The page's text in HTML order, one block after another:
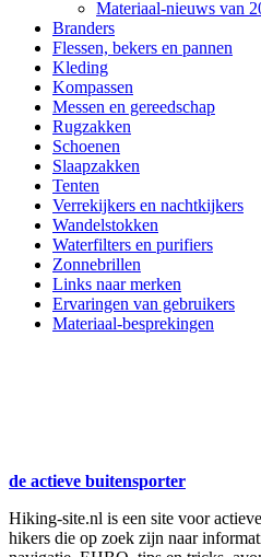
Materiaal-nieuws van
Branders
Flessen, bekers en pannen
Kleding
Kompassen
Messen en gereedschap
Rugzakken
Schoenen
Slaapzakken
Tenten
Verrekijkers en nachtkijkers
Wandelstokken
Waterfilters en purifiers
Zonnebrillen
Links naar merken
Ervaringen van gebruikers
Materiaal-besprekingen
de actieve buitensporter
Hiking-site.nl is een site voor
hikers die op zoek zijn naar